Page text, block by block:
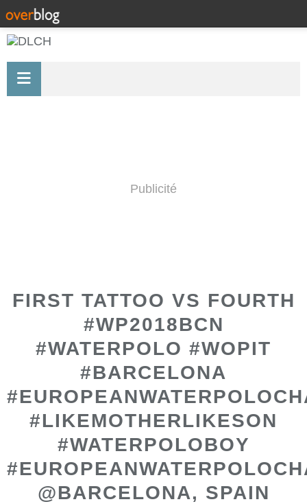
Publicité
FIRST TATTOO VS FOURTH
#WP2018BCN
#WATERPOLO #WOPIT
#BARCELONA
#LIKEMOTHERLIKESON
#WATERPOLOBOY
@BARCELONA, SPAIN